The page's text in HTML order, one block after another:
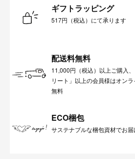
ギフトラッピング
517円（税込）にて承ります
配送料無料
11,000円（税込）以上ご購入
リート」以上の会員様はオン
無料
ECO梱包
サステナブルな梱包資材でお